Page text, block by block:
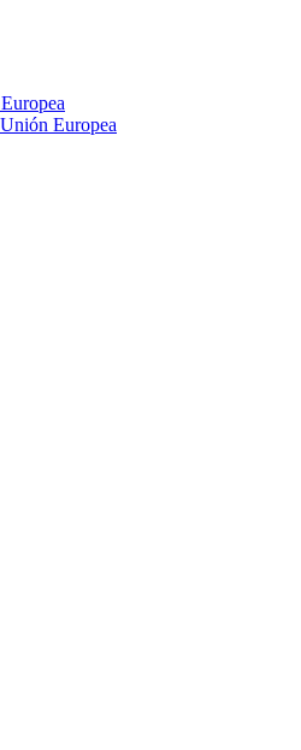
Europea